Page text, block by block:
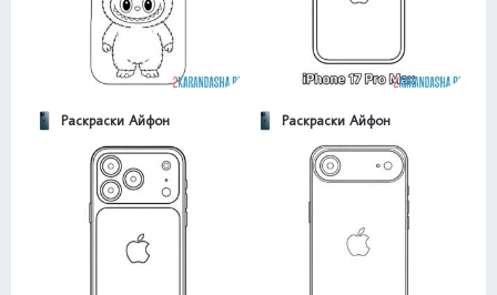
Раскраски Айфон Раскраски Айфон